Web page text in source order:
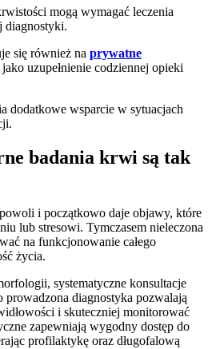
mogą wymagać leczenia
diagnostyki.
się również na prywatne
jako uzupełnienie codziennej opieki
dodatkowe wsparcie w sytuacjach
badania krwi są tak
i początkowo daje objawy, które
lub stresowi. Tymczasem nieleczona
na funkcjonowanie całego
życia.
systematyczne konsultacje
diagnostyka pozwalają
i skuteczniej monitorować
zapewniają wygodny dostęp do
profilaktykę oraz długofalową